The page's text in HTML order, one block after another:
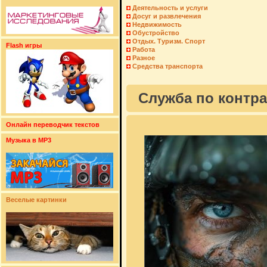
Flash игры
Онлайн переводчик текстов
Музыка в MP3
Веселые картинки
Деятельность и услуги
Досуг и развлечения
Недвижимость
Обустройство
Отдых. Туризм. Спорт
Работа
Разное
Средства транспорта
Служба по